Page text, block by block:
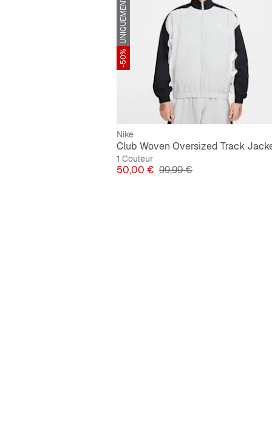
-50%
Nike
Club Woven Oversized Track
1 Couleur
Prix
50,00 € Prix original
99,99 €